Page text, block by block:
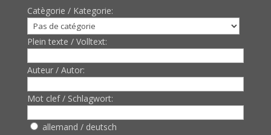
Catègorie / Kategorie:
Plein texte / Volltext:
Auteur / Autor:
Mot clef / Schlagwort:
allemand / deutsch